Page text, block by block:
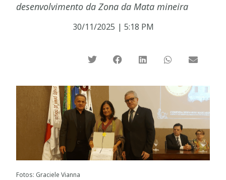
desenvolvimento da Zona da Mata mineira
30/11/2025 | 5:18 PM
Fotos: Graciele Vianna